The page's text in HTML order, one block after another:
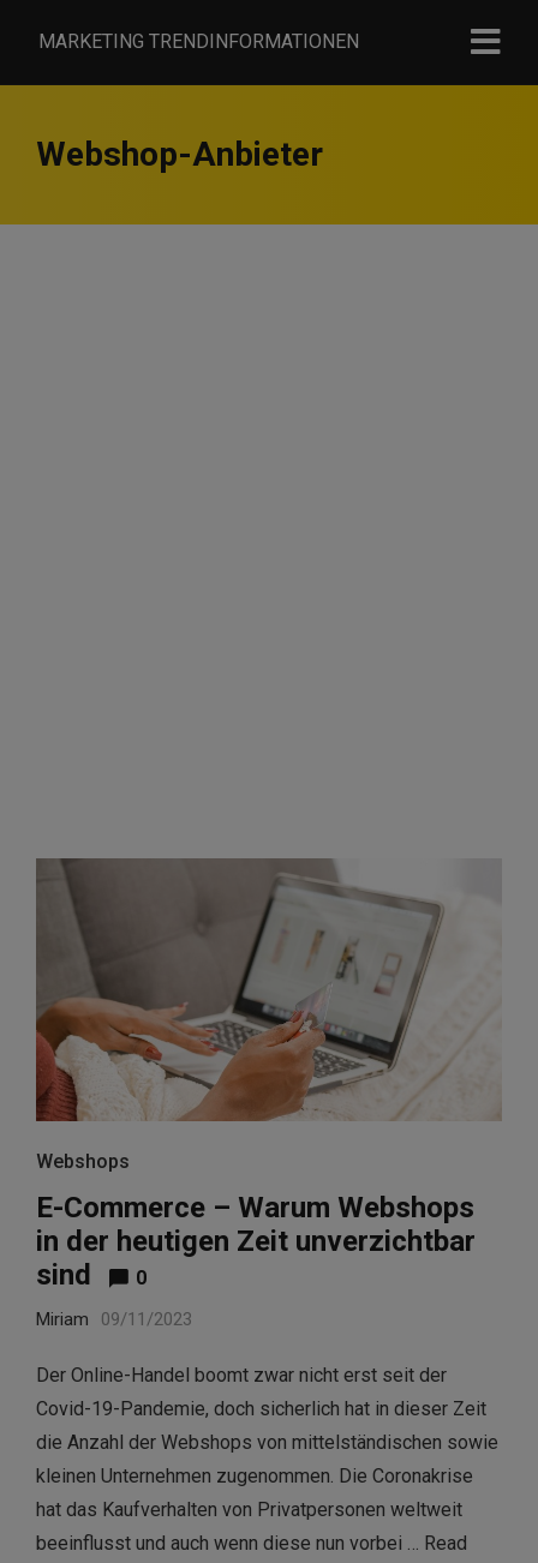
MARKETING TRENDINFORMATIONEN
Webshop-Anbieter
Webshops
E-Commerce – Warum Webshops
in der heutigen Zeit unverzichtbar
sind
0
Miriam 09/11/2023
Der Online-Handel boomt zwar nicht erst seit der
Covid-19-Pandemie, doch sicherlich hat in dieser Zeit
die Anzahl der Webshops von mittelständischen sowie
kleinen Unternehmen zugenommen. Die Coronakrise
hat das Kaufverhalten von Privatpersonen weltweit
beeinflusst und auch wenn diese nun vorbei … Read